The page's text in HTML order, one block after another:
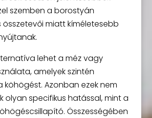
szemben a borostyán
összetevői miatt kíméletesebb
lehet a méz vagy
amelyek szintén
köhögést. Azonban ezek nem
olyan specifikus hatással, mint a
Összességében